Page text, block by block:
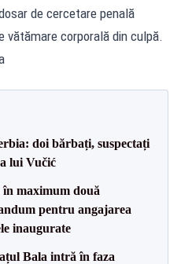
de cercetare penală
vătămare corporală din culpă.
doi bărbați, suspectați
lui Vučić
maximum două
pentru angajarea
inaugurate
Bala intră în faza